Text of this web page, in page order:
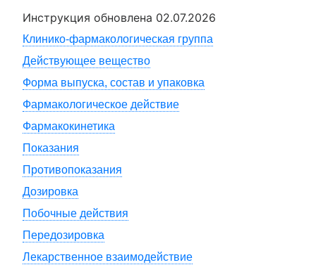
Инструкция обновлена 02.07.2026
Клинико-фармакологическая группа
Действующее вещество
Форма выпуска, состав и упаковка
Фармакологическое действие
Фармакокинетика
Показания
Противопоказания
Дозировка
Побочные действия
Передозировка
Лекарственное взаимодействие